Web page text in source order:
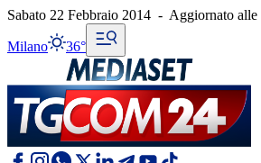
Sabato 22 Febbraio 2014 - Aggiornato alle
Milano 36°